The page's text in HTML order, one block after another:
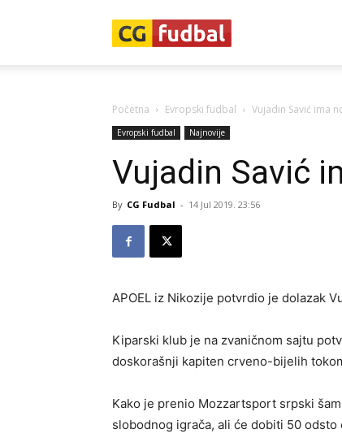
Početna Evropski fudbal Vujadin Savić ima
Evropski fudbal Najnovije
Vujadin Savić
By CG Fudbal - 14 Jul 2019. 23:56
APOEL iz Nikozije potvrdio je dolazak
Kiparski klub je na zvaničnom sajtu
doskorašnji kapiten crveno-bijelih
Kako je prenio Mozzartsport srpski
slobodnog igrača, ali će dobiti 50